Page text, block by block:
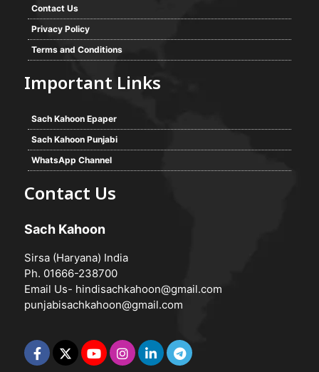
Contact Us
Privacy Policy
Terms and Conditions
Important Links
Sach Kahoon Epaper
Sach Kahoon Punjabi
WhatsApp Channel
Contact Us
Sach Kahoon
Sirsa (Haryana) India
Ph. 01666-238700
Email Us- hindisachkahoon@gmail.com
punjabisachkahoon@gmail.com